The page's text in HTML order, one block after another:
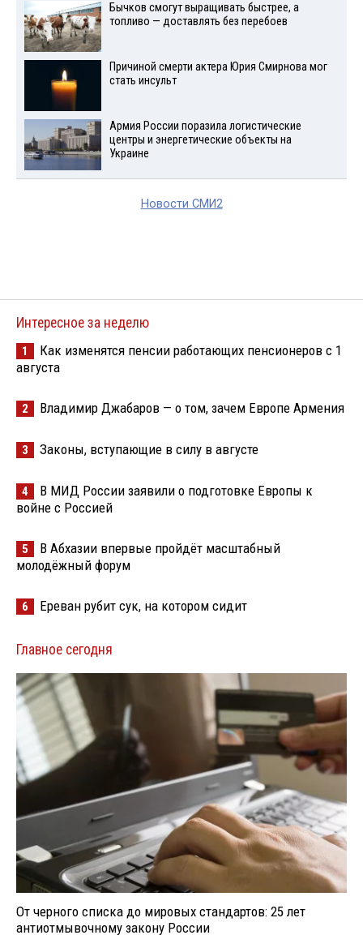
Бычков смогут выращивать быстрее, а
топливо — доставлять без перебоев
Причиной смерти актера Юрия Смирнова мог
стать инсульт
Армия России поразила логистические
центры и энергетические объекты на
Украине
Новости СМИ2
Интересное за неделю
1
Как изменятся пенсии работающих пенсионеров с 1
августа
2 Владимир Джабаров — о том, зачем Европе Армения
3 Законы, вступающие в силу в августе
4
В МИД России заявили о подготовке Европы к
войне с Россией
5
В Абхазии впервые пройдёт масштабный
молодёжный форум
6 Ереван рубит сук, на котором сидит
Главное сегодня
От черного списка до мировых стандартов: 25 лет
антиотмывочному закону России